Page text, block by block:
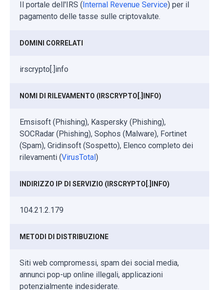
Il portale dell'IRS (Internal Revenue Service) per il
pagamento delle tasse sulle criptovalute.
DOMINI CORRELATI
irscrypto[.]info
NOMI DI RILEVAMENTO (IRSCRYPTO[.]INFO)
Emsisoft (Phishing), Kaspersky (Phishing),
SOCRadar (Phishing), Sophos (Malware), Fortinet
(Spam), Gridinsoft (Sospetto), Elenco completo dei
rilevamenti (VirusTotal)
INDIRIZZO IP DI SERVIZIO (IRSCRYPTO[.]INFO)
104.21.2.179
METODI DI DISTRIBUZIONE
Siti web compromessi, spam dei social media,
annunci pop-up online illegali, applicazioni
potenzialmente indesiderate.